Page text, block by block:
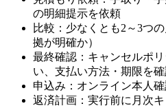
の明細提示を依頼
比較：少なくとも2～3つ
拠が明確か）
最終確認：キャンセルポ
い、支払い方法・期限を
申込み：オンライン本人
返済計画：実行前に月次